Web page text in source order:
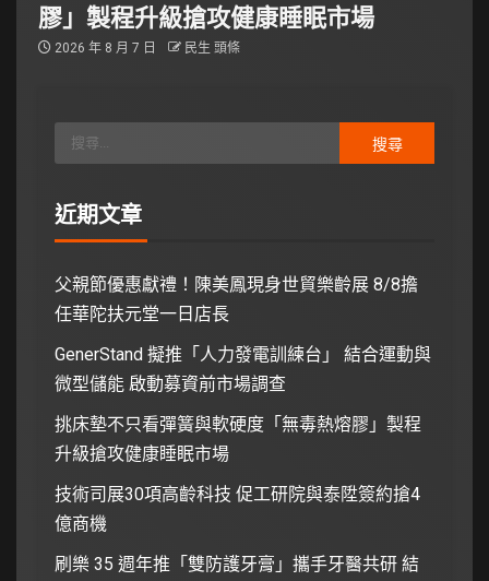
膠」製程升級搶攻健康睡眠市場
2026 年 8 月 7 日 民生 頭條
近期文章
父親節優惠獻禮！陳美鳳現身世貿樂齡展 8/8擔
任華陀扶元堂一日店長
GenerStand 擬推「人力發電訓練台」 結合運動與
微型儲能 啟動募資前市場調查
挑床墊不只看彈簧與軟硬度「無毒熱熔膠」製程
升級搶攻健康睡眠市場
技術司展30項高齡科技 促工研院與泰陞簽約搶4
億商機
刷樂 35 週年推「雙防護牙膏」攜手牙醫共研 結